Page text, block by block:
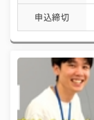
申込締切